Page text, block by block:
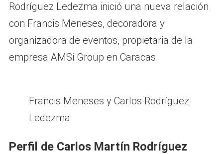
Rodríguez Ledezma inició una nueva relación
con Francis Meneses, decoradora y
organizadora de eventos, propietaria de la
empresa AMSi Group en Caracas.
Francis Meneses y Carlos Rodríguez
Ledezma
Perfil de Carlos Martín Rodríguez